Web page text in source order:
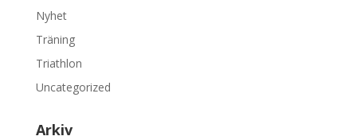
Nyhet
Träning
Triathlon
Uncategorized
Arkiv